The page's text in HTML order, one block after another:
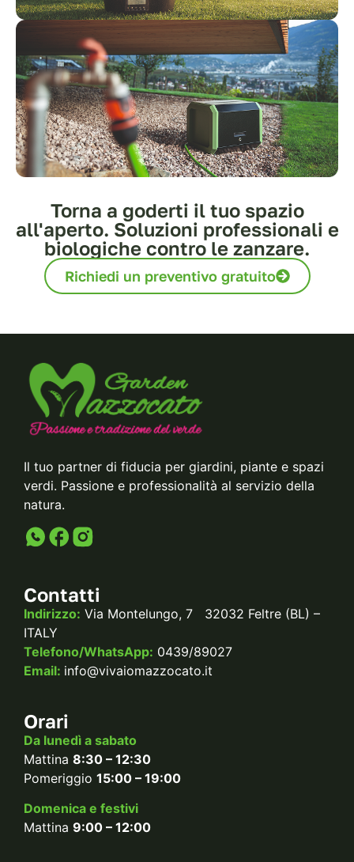
Torna a goderti il tuo spazio
all'aperto. Soluzioni professionali e
biologiche contro le zanzare.
Richiedi un preventivo gratuito
Il tuo partner di fiducia per giardini, piante e spazi
verdi. Passione e professionalità al servizio della
natura.
Contatti
Indirizzo: Via Montelungo, 7 32032 Feltre (BL) –
ITALY
Telefono/WhatsApp: 0439/89027
Email: info@vivaiomazzocato.it
Orari
Da lunedì a sabato
Mattina 8:30 – 12:30
Pomeriggio 15:00 – 19:00
Domenica e festivi
Mattina 9:00 – 12:00